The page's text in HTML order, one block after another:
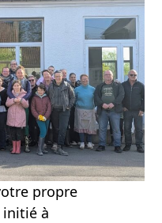
propre
initié à